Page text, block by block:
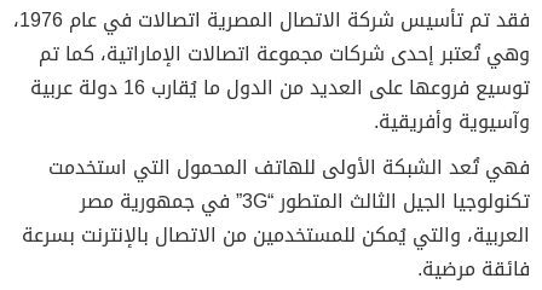
فقد تم تأسيس شركة الاتصال المصرية اتصالات في عام 1976،
وهي تُعتبر إحدى شركات مجموعة اتصالات الإماراتية، كما تم
توسيع فروعها على العديد من الدول ما يُقارب 16 دولة عربية
وآسيوية وأفريقية.
فهي تُعد الشبكة الأولى للهاتف المحمول التي استخدمت
تكنولوجيا الجيل الثالث المتطور “3G” في جمهورية مصر
العربية، والتي يُمكن للمستخدمين من الاتصال بالإنترنت بسرعة
فائقة مرضية.